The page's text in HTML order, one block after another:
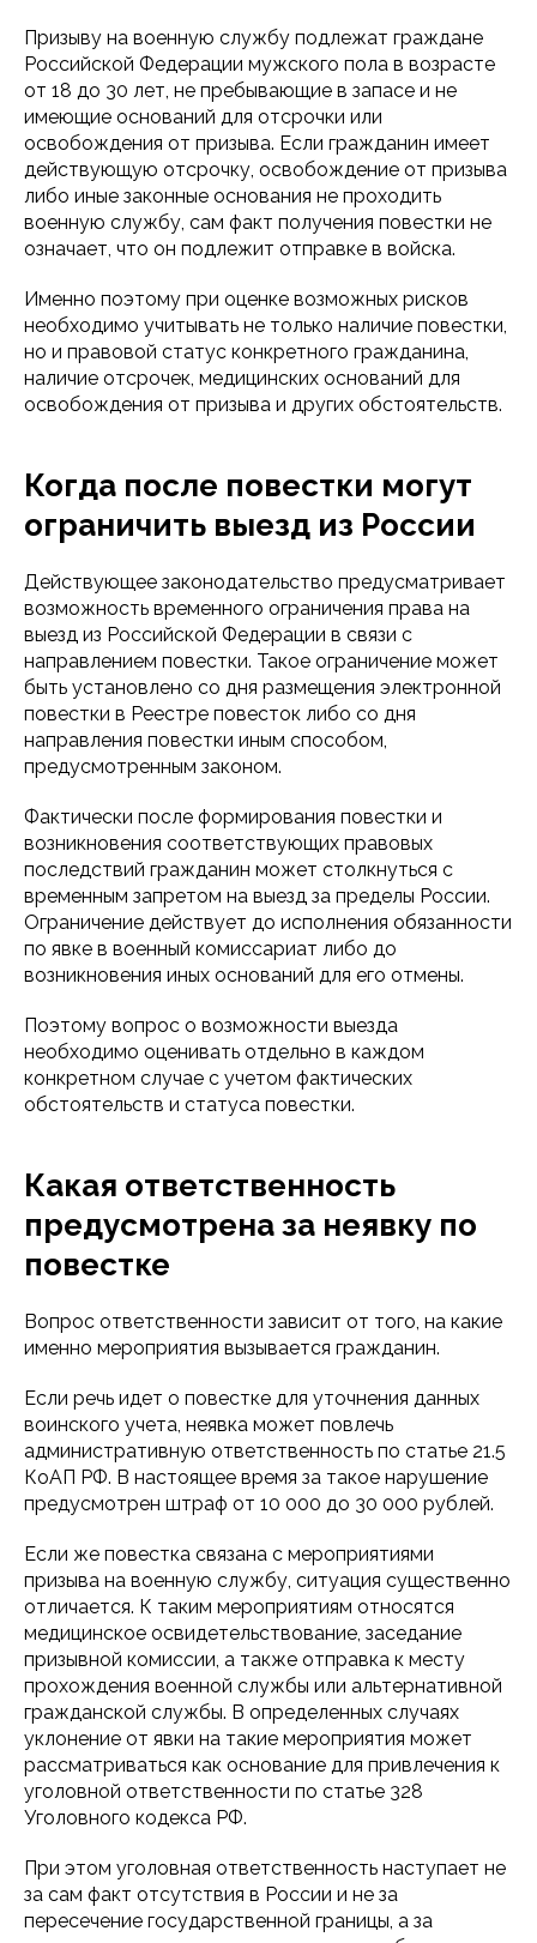
Призыву на военную службу подлежат граждане
Российской Федерации мужского пола в возрасте
от 18 до 30 лет, не пребывающие в запасе и не
имеющие оснований для отсрочки или
освобождения от призыва. Если гражданин имеет
действующую отсрочку, освобождение от призыва
либо иные законные основания не проходить
военную службу, сам факт получения повестки не
означает, что он подлежит отправке в войска.
Именно поэтому при оценке возможных рисков
необходимо учитывать не только наличие повестки,
но и правовой статус конкретного гражданина,
наличие отсрочек, медицинских оснований для
освобождения от призыва и других обстоятельств.
Когда после повестки могут
ограничить выезд из России
Действующее законодательство предусматривает
возможность временного ограничения права на
выезд из Российской Федерации в связи с
направлением повестки. Такое ограничение может
быть установлено со дня размещения электронной
повестки в Реестре повесток либо со дня
направления повестки иным способом,
предусмотренным законом.
Фактически после формирования повестки и
возникновения соответствующих правовых
последствий гражданин может столкнуться с
временным запретом на выезд за пределы России.
Ограничение действует до исполнения обязанности
по явке в военный комиссариат либо до
возникновения иных оснований для его отмены.
Поэтому вопрос о возможности выезда
необходимо оценивать отдельно в каждом
конкретном случае с учетом фактических
обстоятельств и статуса повестки.
Какая ответственность
предусмотрена за неявку по
повестке
Вопрос ответственности зависит от того, на какие
именно мероприятия вызывается гражданин.
Если речь идет о повестке для уточнения данных
воинского учета, неявка может повлечь
административную ответственность по статье 21.5
КоАП РФ. В настоящее время за такое нарушение
предусмотрен штраф от 10 000 до 30 000 рублей.
Если же повестка связана с мероприятиями
призыва на военную службу, ситуация существенно
отличается. К таким мероприятиям относятся
медицинское освидетельствование, заседание
призывной комиссии, а также отправка к месту
прохождения военной службы или альтернативной
гражданской службы. В определенных случаях
уклонение от явки на такие мероприятия может
рассматриваться как основание для привлечения к
уголовной ответственности по статье 328
Уголовного кодекса РФ.
При этом уголовная ответственность наступает не
за сам факт отсутствия в России и не за
пересечение государственной границы, а за